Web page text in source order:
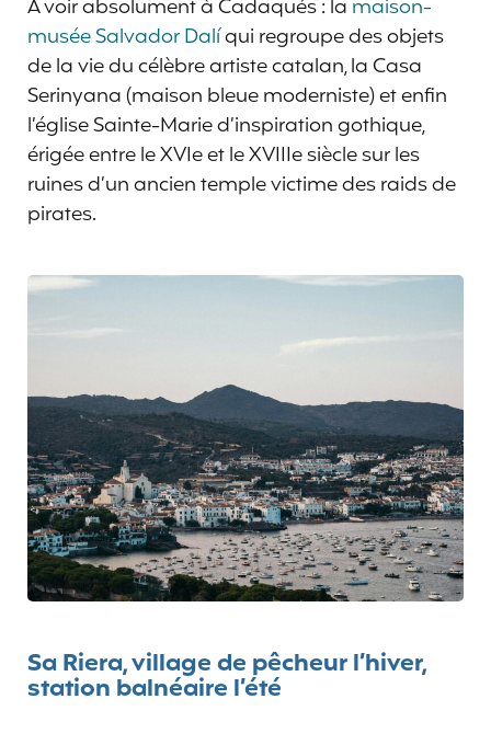
A voir absolument à Cadaqués : la maison-
musée Salvador Dalíqui regroupe des objets
de la vie du célèbre artiste catalan, la Casa
Serinyana (maison bleue moderniste) et enfin
l’église Sainte-Marie d’inspiration gothique,
érigée entre le XVIe et le XVIIIe siècle sur les
ruines d’un ancien temple victime des raids de
pirates.
Sa Riera, village de pêcheur l’hiver,
station balnéaire l’été